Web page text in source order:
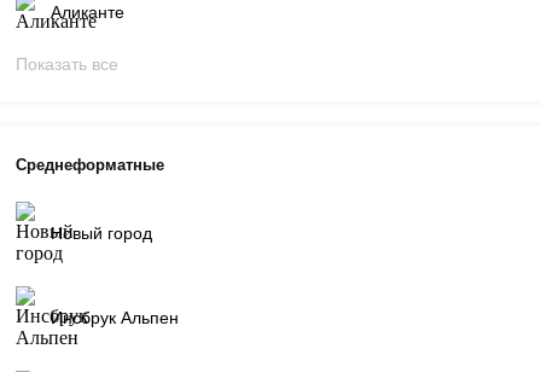
Аликанте
Показать все
Среднеформатные
Новый город
Инсбрук Альпен